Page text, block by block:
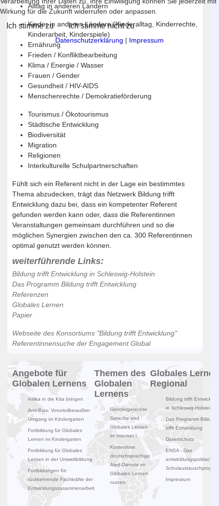
Alltag in anderen Ländern
Kinder in anderen Ländern (Kinderalltag, Kinderrechte,
Kinderarbeit, Kinderspiele)
Ernährung
Frieden / Konfliktbearbeitung
Klima / Energie / Wasser
Frauen / Gender
Gesundheit / HIV-AIDS
Menschenrechte / Demokratieförderung
Tourismus / Ökotourismus
Städtische Entwicklung
Biodiversität
Migration
Religionen
Interkulturelle Schulpartnerschaften
Fühlt sich ein Referent nicht in der Lage ein bestimmtes
Thema abzudecken, trägt das Netzwerk Bildung trifft
Entwicklung dazu bei, dass ein kompetenter Referent
gefunden werden kann oder, dass die Referentinnen
Veranstaltungen gemeinsam durchführen und so die
möglichen Synergien zwischen den ca. 300 Referentinnen
optimal genutzt werden können.
weiterführende Links:
Bildung trifft Entwicklung in Schleswig-Holstein
Das Programm Bildung trifft Entwicklung
Referenzen
Globales Lernen
Papier
Webseite des Konsortiums "Bildung trifft Entwicklung"
Referentinnensuche der Engagement Global
Angebote für
Globalen Lernens
Afrika in die Kita bringen
Anti-Bias: Vorurteilbewußter
Umgang im Kindergarten
Fortbildung für Globales
Lernen im Kindergarten
Fortbildung für Globales
Lernen in der Umweltbildung
Fortbildungen für
rückkehrende Fachkräfte der
Entwicklungszusammenarbeit
Themen des
Globalen
Lernens
Gendergerechte
Sprache und
Globales Lernen
im Internet I
Kostenlose
deutschsprachige
Alert-Dienste im
Globalen Lernen
nutzen
Globales Lernen
Regional
Bildung trifft
in Schleswig-Holstein
Das Programm Bildung
trifft Entwicklung
Datenschutz
ENSA - Das
entwicklungspolitische
Impressum
Wirkung für die Zukunft widerrufen oder anpassen.
Ich stimme zu Ich stimme nicht zu
Datenschutzerklärung | Impressum